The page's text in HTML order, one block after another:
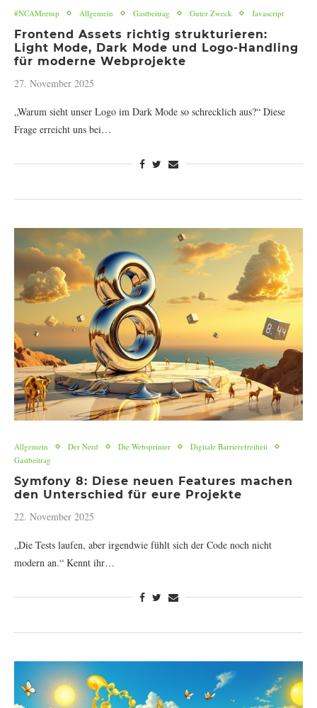
#NCAMeetup Allgemein Gastbeitrag Guter Zweck Javascript
Frontend Assets richtig strukturieren:
Light Mode, Dark Mode und Logo-Handling
für moderne Webprojekte
27. November 2025
„Warum sieht unser Logo im Dark Mode so schrecklich aus?“ Diese
Frage erreicht uns bei…
Allgemein Der Nerd Die Websprinter
Digitale Barrierefreiheit
Gastbeitrag
Symfony 8: Diese neuen Features machen
den Unterschied für eure Projekte
22. November 2025
„Die Tests laufen, aber irgendwie fühlt sich der Code noch nicht
modern an.“ Kennt ihr…